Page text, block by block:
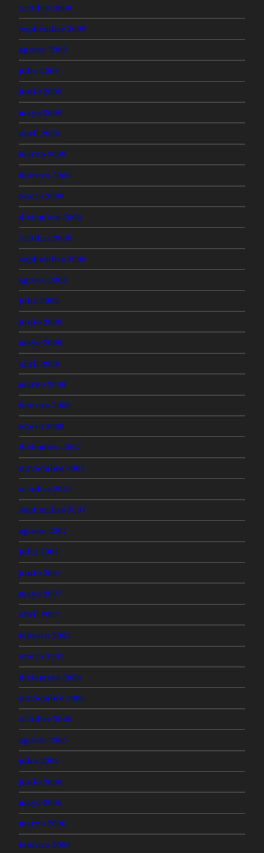
octubre 2009
septiembre 2009
agosto 2009
julio 2009
junio 2009
mayo 2009
abril 2009
marzo 2009
febrero 2009
enero 2009
diciembre 2008
octubre 2008
septiembre 2008
agosto 2008
julio 2008
junio 2008
mayo 2008
abril 2008
marzo 2008
febrero 2008
enero 2008
diciembre 2007
noviembre 2007
octubre 2007
septiembre 2007
agosto 2007
julio 2007
junio 2007
mayo 2007
abril 2007
febrero 2007
enero 2007
diciembre 2006
noviembre 2006
octubre 2006
agosto 2006
julio 2006
junio 2006
mayo 2006
marzo 2006
febrero 2006